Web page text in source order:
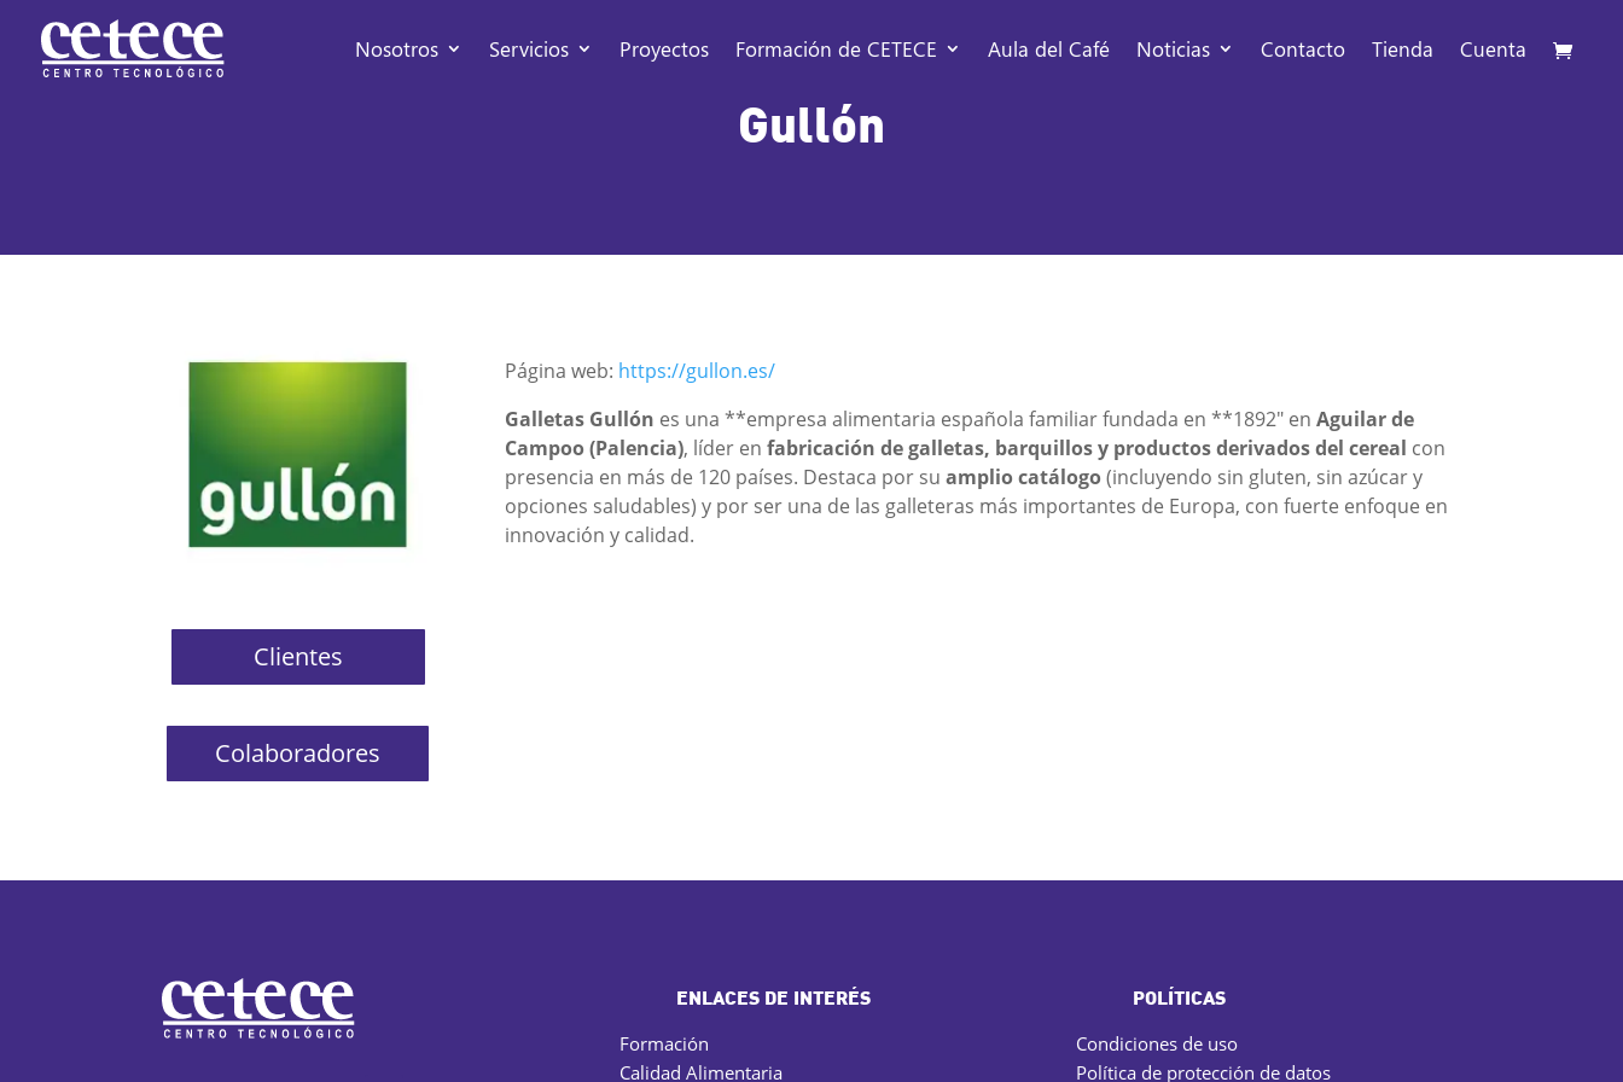
Nosotros Servicios Proyectos Formación de CETECE Aula del Café Noticias Contacto Tienda Cuenta
Gullón
Clientes
Colaboradores
Página web: https://gullon.es/
Galletas Gullón es una **empresa alimentaria española familiar fundada en **1892″ en Aguilar de
Campoo (Palencia), líder en fabricación de galletas, barquillos y productos derivados del cereal con
presencia en más de 120 países. Destaca por su amplio catálogo(incluyendo sin gluten, sin azúcar y
opciones saludables) y por ser una de las galleteras más importantes de Europa, con fuerte enfoque en
innovación y calidad.
ENLACES DE INTERÉS
Formación
Calidad Alimentaria
POLÍTICAS
Condiciones de uso
Política de protección de datos